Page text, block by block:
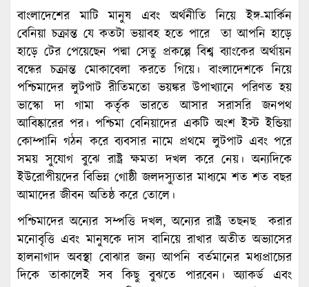
বাংলাদেশের মাটি মানুষ এবং অর্থনীতি নিয়ে ইঙ্গ-মার্কিন
বেনিয়া চক্রান্ত যে কতটা ভয়াবহ হতে পারে তা আপনি হাড়ে
হাড়ে টের পেয়েছেন পদ্মা সেতু প্রকল্পে বিশ্ব ব্যাংকের অর্থায়ন
বন্ধের চক্রান্ত মোকাবেলা করতে গিয়ে। বাংলাদেশকে নিয়ে
পশ্চিমাদের লুটপাট রীতিমতো ভয়ঙ্কর উপাখ্যানে পরিণত হয়
ভাস্কো দা গামা কর্তৃক ভারতে আসার সরাসরি জনপথ
আবিষ্কারের পর। পশ্চিমা বেনিয়াদের একটি অংশ ইস্ট ইন্ডিয়া
কোম্পানি গঠন করে ব্যবসার নামে প্রথমে লুটপাট এবং পরে
সময় সুযোগ বুঝে রাষ্ট্র ক্ষমতা দখল করে নেয়। অন্যদিকে
ইউরোপীয়দের বিভিন্ন গোষ্ঠী জলদস্যুতার মাধ্যমে শত শত বছর
আমাদের জীবন অতিষ্ঠ করে তোলে।
পশ্চিমাদের অন্যের সম্পত্তি দখল, অন্যের রাষ্ট্র তছনছ করার
মনোবৃত্তি এবং মানুষকে দাস বানিয়ে রাখার অতীত অভ্যাসের
হালনাগাদ অবস্থা বোঝার জন্য আপনি বর্তমানের মধ্যপ্রাচ্যের
দিকে তাকালেই সব কিছু বুঝতে পারবেন। অ্যাকর্ড এবং